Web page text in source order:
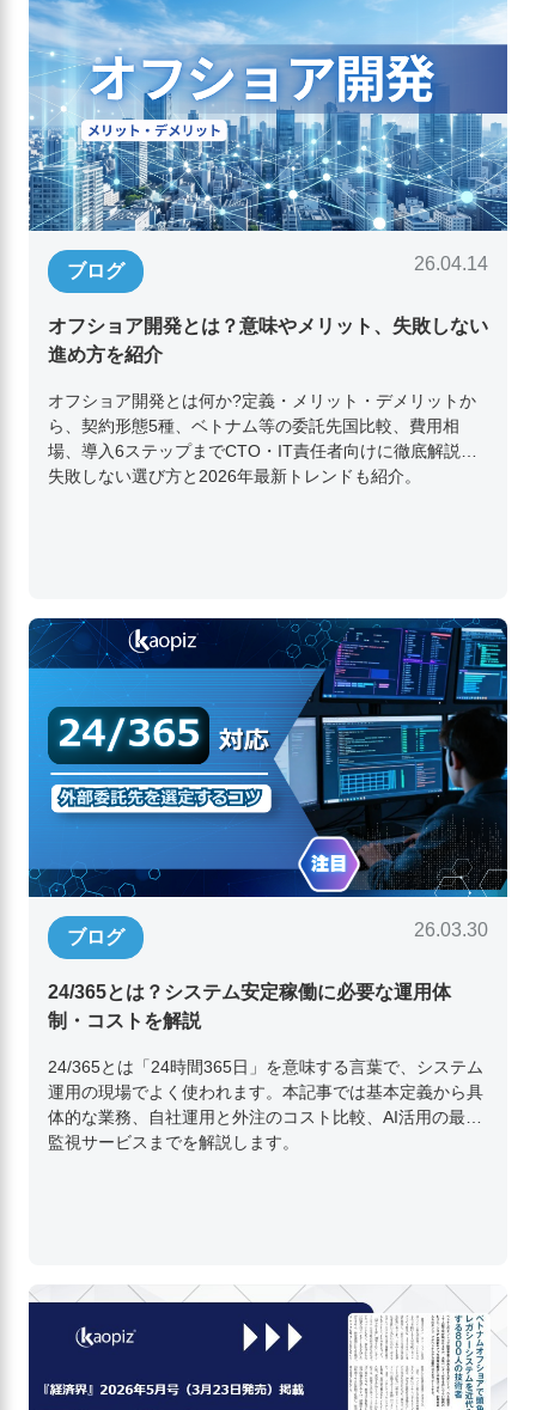
ブログ 26.04.14
オフショア開発とは？意味やメリット、失敗しない
進め方を紹介
オフショア開発とは何か?定義・メリット・デメリットか
ら、契約形態5種、ベトナム等の委託先国比較、費用相
場、導入6ステップまでCTO・IT責任者向けに徹底解説。
失敗しない選び方と2026年最新トレンドも紹介。
ブログ 26.03.30
24/365とは？システム安定稼働に必要な運用体
制・コストを解説
24/365とは「24時間365日」を意味する言葉で、システム
運用の現場でよく使われます。本記事では基本定義から具
体的な業務、自社運用と外注のコスト比較、AI活用の最新
監視サービスまでを解説します。